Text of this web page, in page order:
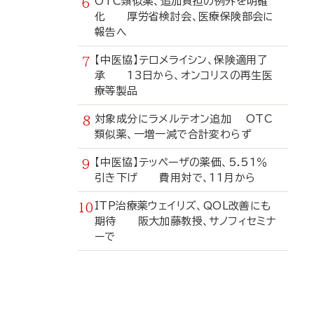
化 厚労省検討会、医療保険部会に
報告へ
【中医協】テロメライシン、保険適用了
承 13日から、オンコリスの再生医
療等製品
対象成分にラメルテオン追加 OTC
類似薬、一増一減で合計変わらず
【中医協】テッペーザの薬価、5.51％
引き下げ 費用対で、11月から
ITP治療薬ウェイリズ、QOL改善にも
期待 阪大加藤教授、サノフィセミナ
ーで